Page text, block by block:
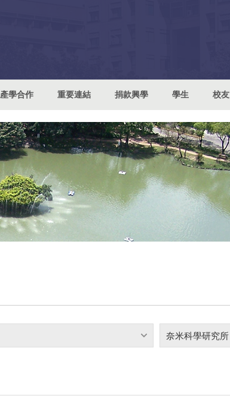
產學合作 重要連結 捐款興學 學生 校友
奈米科學研究所